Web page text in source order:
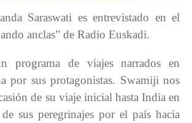
Saraswati es entrevistado en el
anclas” de Radio Euskadi.
programa de viajes narrados en
por sus protagonistas. Swamiji nos
de su viaje inicial hasta India en
sus peregrinajes por el país hacia